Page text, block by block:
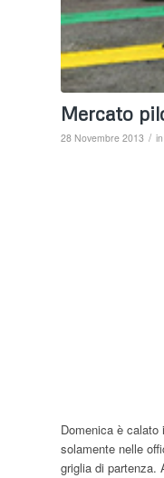
Mercato
28 Novembre 2013 / in
Domenica è
solamente nelle
griglia di partenza.